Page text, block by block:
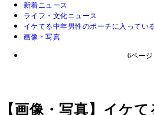
新着ニュース
ライフ・文化ニュース
イケてる中年男性のポーチに入って
画像・写真
6ページ
【画像・写真】イケ